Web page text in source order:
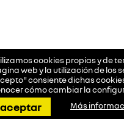
cookies propias y de
web y la utilización de los
consiente dichas
cómo cambiar la
aceptar Más
llamar pedir cita